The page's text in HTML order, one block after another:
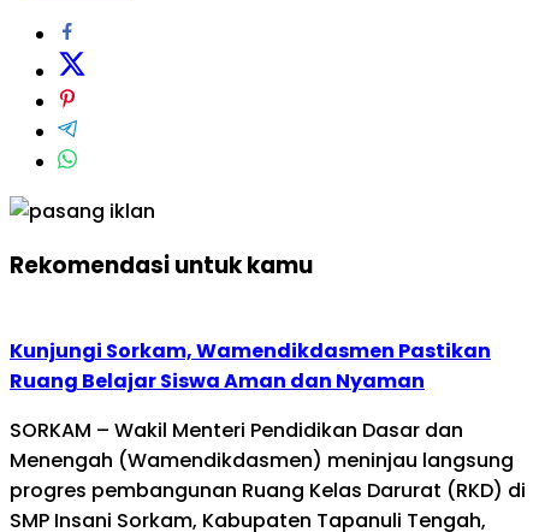
Rekomendasi untuk kamu
Kunjungi Sorkam, Wamendikdasmen Pastikan
Ruang Belajar Siswa Aman dan Nyaman
SORKAM – Wakil Menteri Pendidikan Dasar dan
Menengah (Wamendikdasmen) meninjau langsung
progres pembangunan Ruang Kelas Darurat (RKD) di
SMP Insani Sorkam, Kabupaten Tapanuli Tengah,